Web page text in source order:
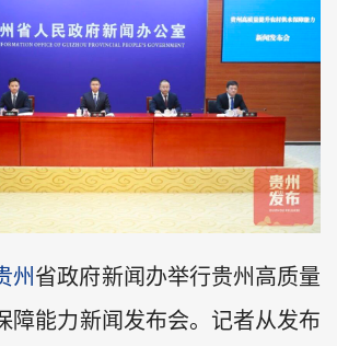
州 省政府新闻办举行贵州高质量
障能力新闻发布会。记者从发布